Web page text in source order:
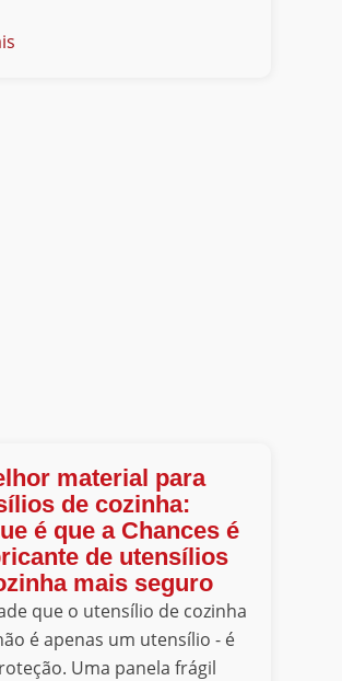
material para
de cozinha:
é que a Chances é
de utensílios
mais seguro
que o utensílio de cozinha
é apenas um utensílio - é
Uma panela frágil